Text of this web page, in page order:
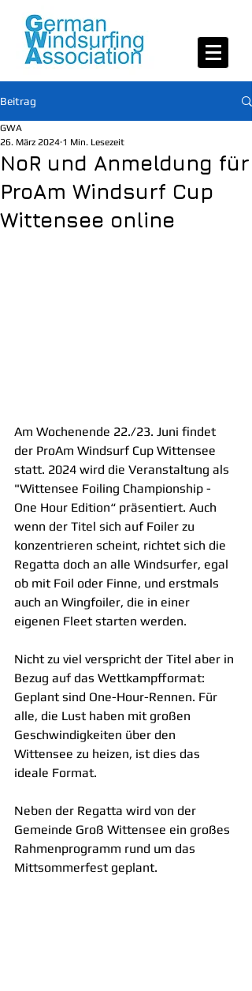
Beitrag
NoR und Anmeldung für
ProAm Windsurf Cup
Wittensee online
GWA
26. März 2024 1 Min. Lesezeit
Am Wochenende 22./23. Juni findet
der ProAm Windsurf Cup Wittensee
statt. 2024 wird die Veranstaltung als
"Wittensee Foiling Championship -
One Hour Edition“ präsentiert. Auch
wenn der Titel sich auf Foiler zu
konzentrieren scheint, richtet sich die
Regatta doch an alle Windsurfer, egal
ob mit Foil oder Finne, und erstmals
auch an Wingfoiler, die in einer
eigenen Fleet starten werden.
Nicht zu viel verspricht der Titel aber in
Bezug auf das Wettkampfformat:
Geplant sind One-Hour-Rennen. Für
alle, die Lust haben mit großen
Geschwindigkeiten über den
Wittensee zu heizen, ist dies das
ideale Format.
Neben der Regatta wird von der
Gemeinde Groß Wittensee ein großes
Rahmenprogramm rund um das
Mittsommerfest geplant.